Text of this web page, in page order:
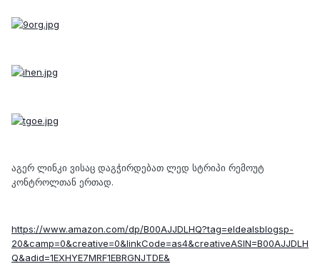
აგერ ლინკი ვისაც დაგჭირდებათ ლედ სტრიპი რემოუტ
კონტროლთან ერთად.
https://www.amazon.com/dp/B00AJJDLHQ?tag=eldealsblogsp-
20&camp=0&creative=0&linkCode=as4&creativeASIN=B00AJJDLH
Q&adid=1EXHYE7MRF1EBRGNJTDE&